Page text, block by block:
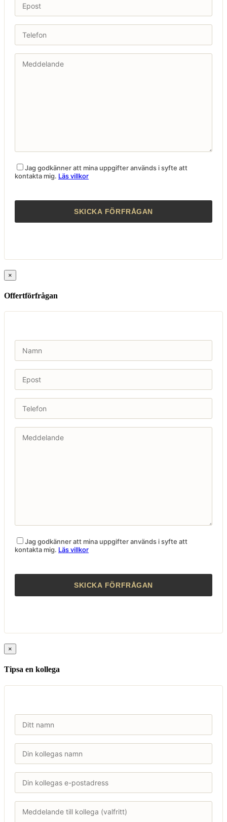
Jag godkänner att mina uppgifter används i syfte att
kontakta mig. Läs villkor
×
Offertförfrågan
Jag godkänner att mina uppgifter används i syfte att
kontakta mig. Läs villkor
×
Tipsa en kollega